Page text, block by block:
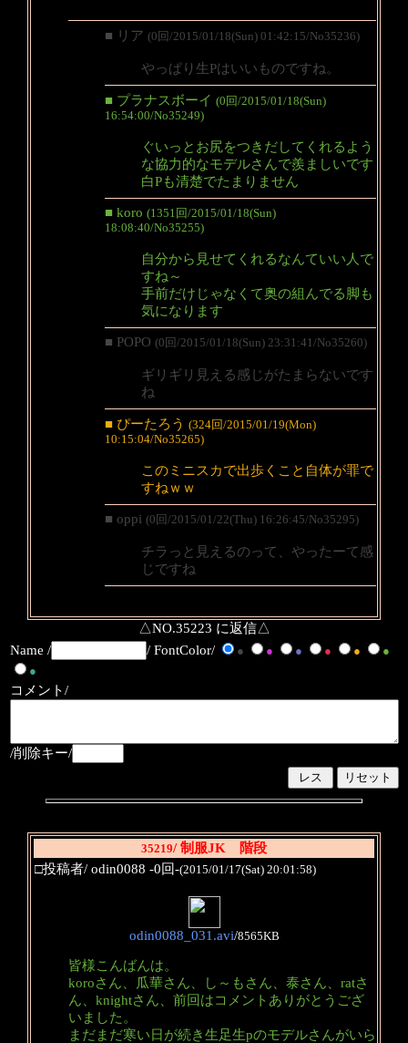
■ リア (0回/2015/01/18(Sun) 01:42:15/No35236)
やっぱり生Pはいいものですね。
■ プラナスボーイ (0回/2015/01/18(Sun)
16:54:00/No35249)
ぐいっとお尻をつきだしてくれるよう
な協力的なモデルさんで羨ましいです
白Pも清楚でたまりません
■ koro (1351回/2015/01/18(Sun)
18:08:40/No35255)
自分から見せてくれるなんていい人で
すね～
手前だけじゃなくて奥の組んでる脚も
気になります
■ POPO (0回/2015/01/18(Sun) 23:31:41/No35260)
ギリギリ見える感じがたまらないです
ね
■ ぴーたろう (324回/2015/01/19(Mon)
10:15:04/No35265)
このミニスカで出歩くこと自体が罪で
すねｗｗ
■ oppi (0回/2015/01/22(Thu) 16:26:45/No35295)
チラっと見えるのって、やったーて感
じですね
△NO.35223 に返信△
Name /
/ FontColor/ ● ● ● ● ●
●
●
コメント/
/削除キー/
35219/ 制服JK 階段
□投稿者/ odin0088 -0回-(2015/01/17(Sat) 20:01:58)
odin0088_031.avi/8565KB
皆様こんばんは。
koroさん、瓜華さん、し～もさん、泰さん、ratさ
ん、knightさん、前回はコメントありがとうござ
いました。
まだまだ寒い日が続き生足生pのモデルさんがいら